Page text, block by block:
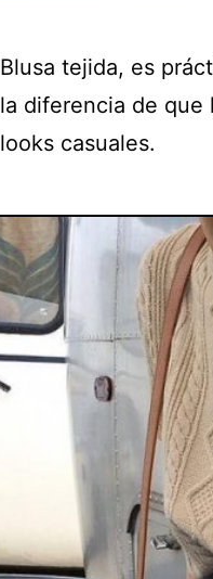
Blusa tejida, es
la diferencia de que
looks casuales.